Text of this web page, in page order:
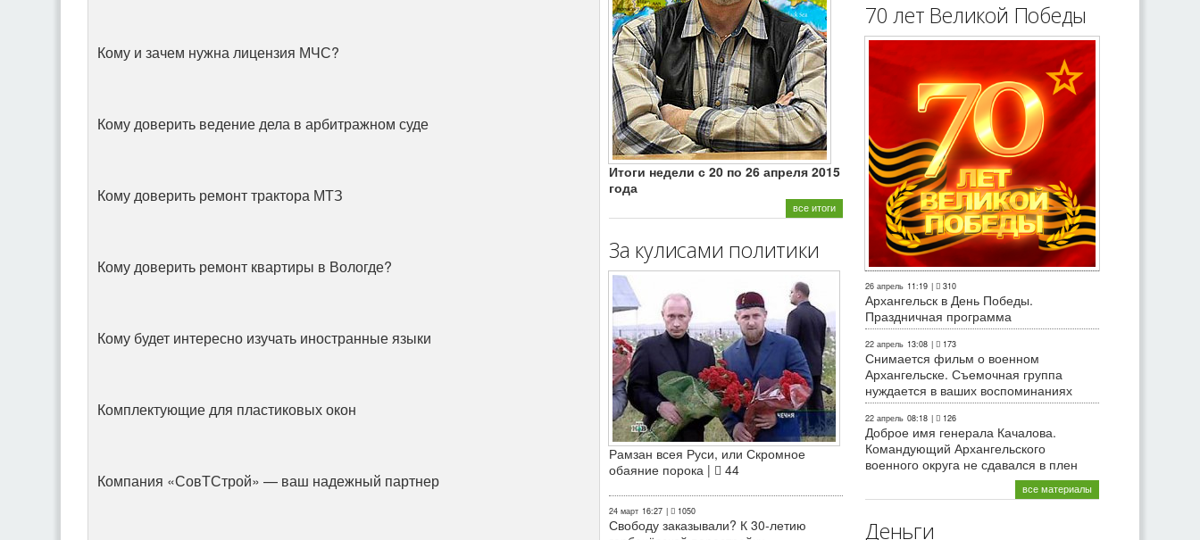
Кому и зачем нужна лицензия МЧС?
Кому доверить ведение дела в арбитражном суде
Кому доверить ремонт трактора МТЗ
Кому доверить ремонт квартиры в Вологде?
Кому будет интересно изучать иностранные языки
Комплектующие для пластиковых окон
Компания «СовТСтрой» — ваш надежный партнер
Итоги недели с 20 по 26 апреля 2015
года
все итоги
За кулисами политики
Рамзан всея Руси, или Скромное
обаяние порока |
44
24 март 16:27 | 1050
Свободу заказывали? К 30-летию
70 лет Великой Победы
26 апрель 11:19 | 310
Архангельск в День Победы.
Праздничная программа
22 апрель 13:08 | 173
Снимается фильм о военном
Архангельске. Съемочная группа
нуждается в ваших воспоминаниях
22 апрель 08:18 | 126
Доброе имя генерала Качалова.
Командующий Архангельского
военного округа не сдавался в плен
все материалы
Деньги